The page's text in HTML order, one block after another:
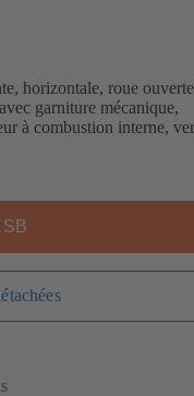
horizontale, roue
garniture mécanique,
à combustion interne,